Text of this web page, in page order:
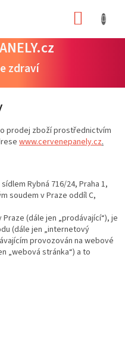
zdraví
prodej zboží prostřednictvím
www.cervenepanely.cz.
sídlem Rybná 716/24, Praha 1,
soudem v Praze oddíl C,
(dále jen „prodávající“), je
(dále jen „internetový
provozován na webové
„webová stránka“) a to